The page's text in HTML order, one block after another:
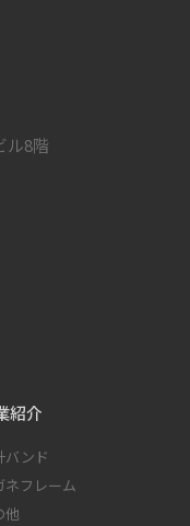
ル8階
紹介
バンド
ネフレーム
他